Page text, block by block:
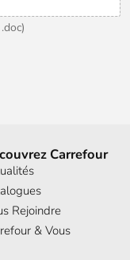
Carrefour
Rejoindre
& Vous